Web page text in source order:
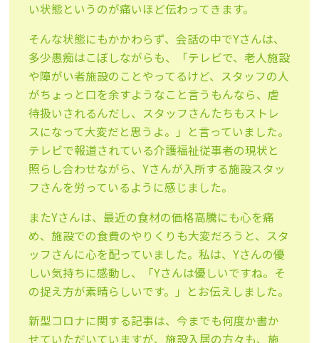
い状態というのが痛いほど伝わってきます。
そんな状態にもかかわらず、会話の中でYさんは、
多少愚痴はこぼしながらも、「テレビで、老人施設
や障がい者施設のことやってるけど、スタッフの人
がちょっと口を余すようなこと言うもんなら、虐
待扱いされるんだし、スタッフさんたちもストレ
スになって大変だと思うよ。」と言っていました。
テレビで報道されている介護福祉従事者の現状と
照らし合わせながら、Yさんが入所する施設スタッ
フさんを労っているように感じました。
またYさんは、最近の食材の価格高騰にも心を痛
め、施設での食費のやりくりも大変だろうと、スタ
ッフさんに心を配っていました。私は、Yさんの優
しい気持ちに感動し、「Yさんは優しいですね。 そ
の捉え方が素晴らしいです。」とお伝えしました。
新型コロナに関する記事は、今までも何度か書か
せていただいてい ますが、施設入居の方々も、施